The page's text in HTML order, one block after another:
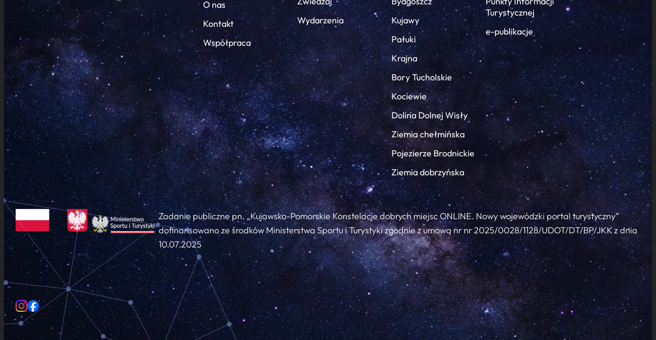
O nas
Kontakt
Współpraca
Wydarzenia
Kujawy
Pałuki
Krajna
Bory Tucholskie
Kociewie
Dolina Dolnej Wisły
Ziemia chełmińska
Pojezierze Brodnickie
Ziemia dobrzyńska
Turystycznej
e-publikacje
Zadanie publiczne pn. „Kujawsko-Pomorskie Konstelacje dobrych miejsc ONLINE. Nowy wojewódzki portal turystyczny”
dofinansowano ze środków Ministerstwa Sportu i Turystyki zgodnie z umową nr nr 2025/0028/1128/UDOT/DT/BP/JKK z dnia
10.07.2025